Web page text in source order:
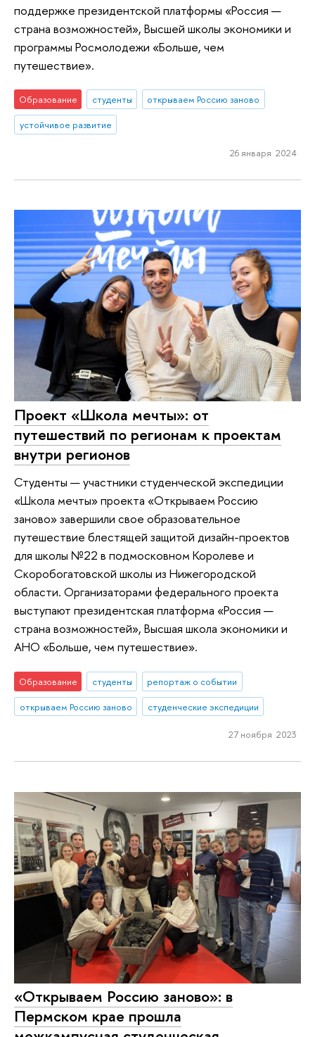
поддержке президентской платформы «Россия —
страна возможностей», Высшей школы экономики и
программы Росмолодежи «Больше, чем
путешествие».
Образование студенты
открываем Россию заново
устойчивое развитие
26 января 2024
Проект «Школа мечты»: от
путешествий по регионам к проектам
внутри регионов
Студенты — участники студенческой экспедиции
«Школа мечты» проекта «Открываем Россию
заново» завершили свое образовательное
путешествие блестящей защитой дизайн-проектов
для школы №22 в подмосковном Королеве и
Скоробогатовской школы из Нижегородской
области. Организаторами федерального проекта
выступают президентская платформа «Россия —
страна возможностей», Высшая школа экономики и
АНО «Больше, чем путешествие».
Образование студенты
репортаж о событии
открываем Россию заново
студенческие экспедиции
27 ноября 2023
«Открываем Россию заново»: в
Пермском крае прошла